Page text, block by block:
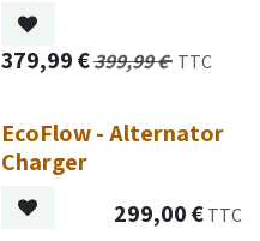
379,99€399,99€ TTC
Nouveau !
EcoFlow - Alternator
Charger
299,00€ TTC